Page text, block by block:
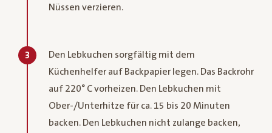
Nüssen verzieren.
3
Den Lebkuchen sorgfältig mit dem
Küchenhelfer auf Backpapier legen. Das Backrohr
auf 220° C vorheizen. Den Lebkuchen mit
Ober-/Unterhitze für ca. 15 bis 20 Minuten
backen. Den Lebkuchen nicht zulange backen,